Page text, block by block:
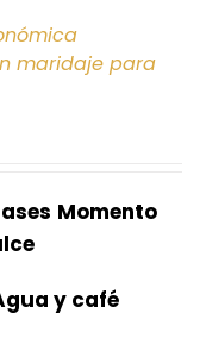
maridaje para
Momento
y café